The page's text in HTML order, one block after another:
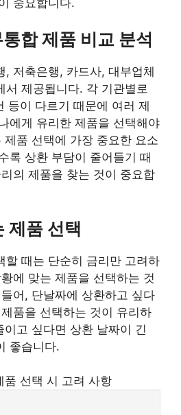
합 제품 비교 분석
, 저축은행, 카드사, 대부업체
서 제공됩니다. 각 기관별로
등이 다르기 때문에 여러 제
에게 유리한 제품을 선택해야
품 선택에 가장 중요한 요소
록 상환 부담이 줄어들기 때
의 제품을 찾는 것이 중요합
제품 선택
할 때는 단순히 금리만 고려하
에 맞는 제품을 선택하는 것
어, 단날짜에 상환하고 싶다
품을 선택하는 것이 유리하
고 싶다면 상환 날짜이 긴
좋습니다.
품 선택 시 고려 사항